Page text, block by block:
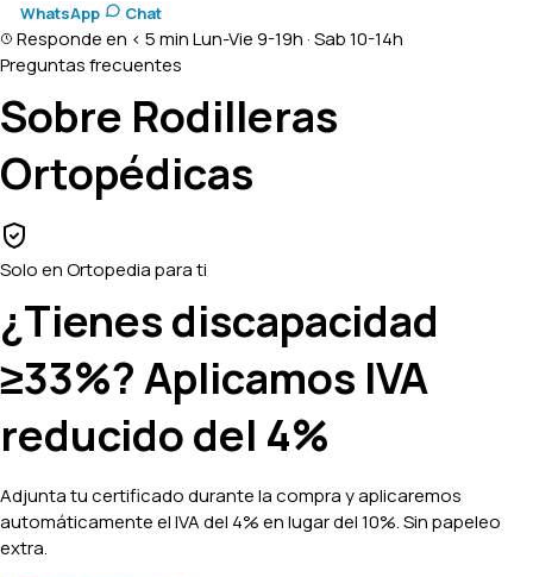
WhatsApp Chat
Responde en < 5 minLun-Vie 9-19h · Sab 10-14h
Preguntas frecuentes
Sobre Rodilleras
Ortopédicas
Solo en Ortopedia para ti
¿Tienes discapacidad
≥33%? Aplicamos IVA
reducido del 4%
Adjunta tu certificado durante la compra y aplicaremos
automáticamente el IVA del 4% en lugar del 10%. Sin papeleo
extra.